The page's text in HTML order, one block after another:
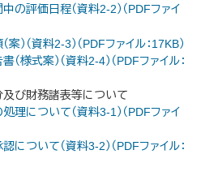
の評価日程（資料2-2）（PDFファイ
）（資料2-3）（PDFファイル：17KB）
（様式案）（資料2-4）（PDFファイル：
び財務諸表等について
処理について（資料3-1）（PDFファイ
について（資料3-2）（PDFファイル：